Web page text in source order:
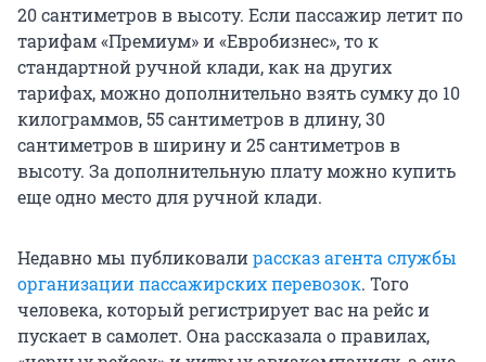
20 сантиметров в высоту. Если пассажир летит по
тарифам «Премиум» и «Евробизнес», то к
стандартной ручной клади, как на других
тарифах, можно дополнительно взять сумку до 10
килограммов, 55 сантиметров в длину, 30
сантиметров в ширину и 25 сантиметров в
высоту. За дополнительную плату можно купить
еще одно место для ручной клади.
Недавно мы публиковалирассказ агента службы
организации пассажирских перевозок. Того
человека, который регистрирует вас на рейс и
пускает в самолет. Она рассказала о правилах,